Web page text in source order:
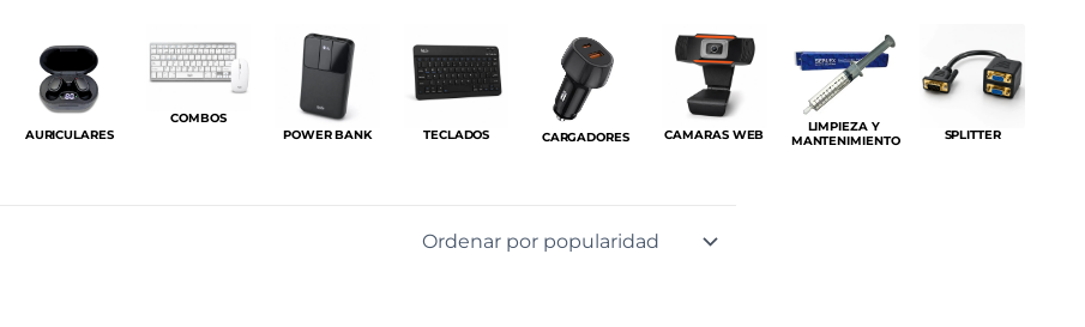
AURICULARES
COMBOS
POWER BANK
TECLADOS CARGADORES CAMARAS WEB
LIMPIEZA Y
MANTENIMIENTO
SPLITTER